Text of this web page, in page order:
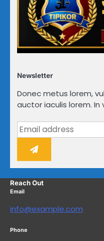
Newsletter
Donec metus lorem,
auctor iaculis lorem. In
Reach Out
Email
info@example.com
Phone